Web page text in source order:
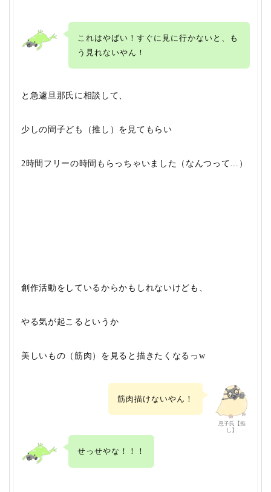
これはやばい！すぐに見に行かないと、も
う見れないやん！
と急遽旦那氏に相談して、
少しの間子ども（推し）を見てもらい
2時間フリーの時間もらっちゃいました（なんつって…）
創作活動をしているからかもしれないけども、
やる気が起こるというか
美しいもの（筋肉）を見ると描きたくなるっw
息子氏【推
し】
筋肉描けないやん！
せっせやな！！！